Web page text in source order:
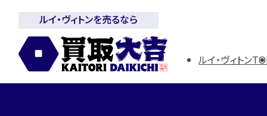
ルイ・ヴィトンを売るなら
ルイ・ヴィトン